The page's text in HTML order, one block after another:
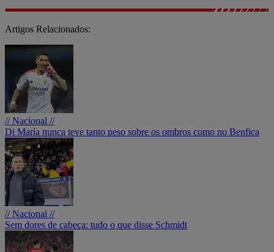
Artigos Relacionados:
// Nacional //
Di María nunca teve tanto peso sobre os ombros como no Benfica
// Nacional //
Sem dores de cabeça: tudo o que disse Schmidt